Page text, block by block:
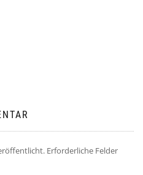
Erforderliche Felder